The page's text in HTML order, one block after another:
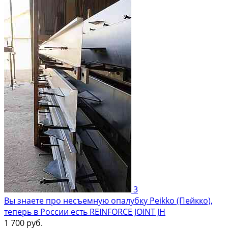
3
Вы знаете про несъемную опалубку Peikko (Пейкко),
теперь в России есть REINFORCE JOINT JH
1 700 руб.